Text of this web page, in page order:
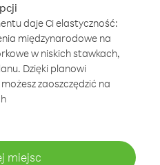
daje Ci elastyczność:
międzynarodowe na
w niskich stawkach,
Dzięki planowi
zaoszczędzić na
miejsc